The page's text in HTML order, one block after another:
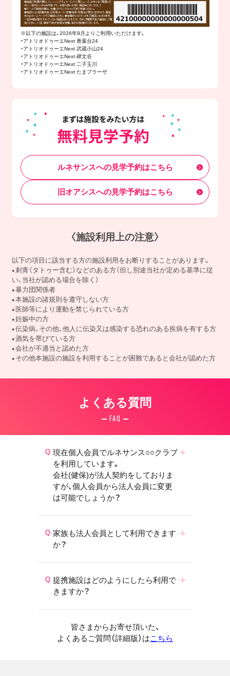
※以下の施設は、2026年9月よりご利用いただけます。
・アトリオドゥーエNext 青葉台24
・アトリオドゥーエNext 武蔵小山24
・アトリオドゥーエNext 碑文谷
・アトリオドゥーエNext 二子玉川
・アトリオドゥーエNext たまプラーザ
ルネサンスへの見学予約はこちら
旧オアシスへの見学予約はこちら
〈施設利用上の注意〉
以下の項目に該当する方の施設利用をお断りすることがあります。
刺青（タトゥー含む）などのある方（但し別途当社が定める基準に従
い、当社が認める場合を除く）
暴力団関係者
本施設の諸規則を遵守しない方
医師等により運動を禁じられている方
妊娠中の方
伝染病、その他、他人に伝染又は感染する恐れのある疾病を有する方
酒気を帯びている方
会社が不適当と認めた方
その他本施設の施設を利用することが困難であると会社が認めた方
よくある質問
FAQ
現在個人会員でルネサンス○○クラブ
を利用しています。
会社(健保)が法人契約をしておりま
すが、個人会員から法人会員に変更
は可能でしょうか？
家族も法人会員として利用できます
か？
提携施設はどのようにしたら利用で
きますか？
皆さまからお寄せ頂いた、
よくあるご質問（詳細版）はこちら